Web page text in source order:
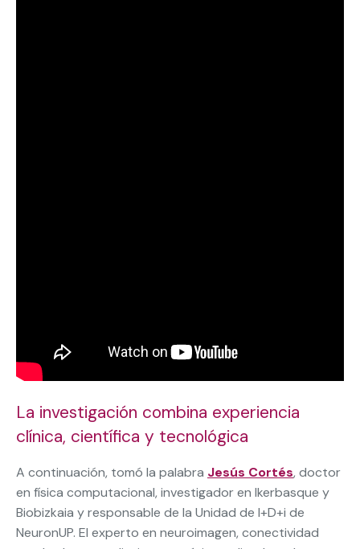
La investigación combina experiencia
clínica, científica y tecnológica
A continuación, tomó la palabra Jesús Cortés, doctor
en física computacional, investigador en Ikerbasque y
Biobizkaia y responsable de la Unidad de I+D+i de
NeuronUP. El experto en neuroimagen, conectividad